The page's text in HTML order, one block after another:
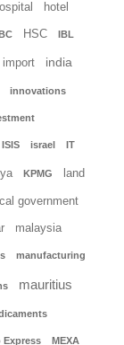
hotel
HSC IBL
import india
innovations
ISIS israel IT
KPMG land
government
malaysia
manufacturing
mauritius
Express MEXA